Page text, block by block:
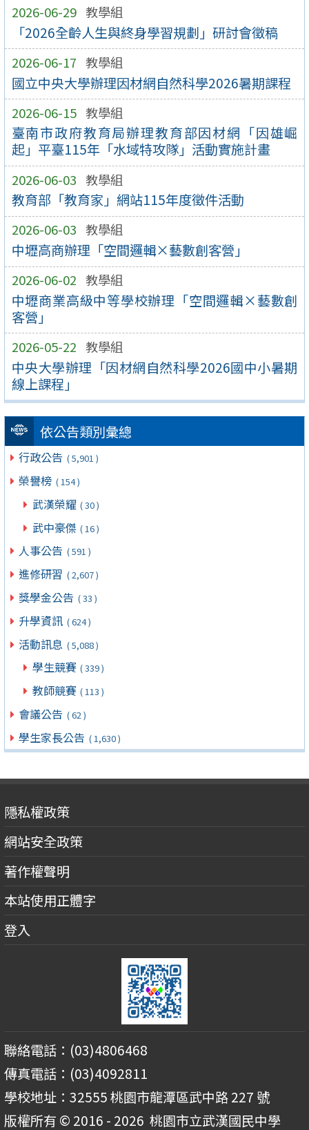
2026-06-29 教學組
「2026全齡人生與終身學習規劃」研討會徵稿
2026-06-17 教學組
國立中央大學辦理因材網自然科學2026暑期課程
2026-06-15 教學組
臺南市政府教育局辦理教育部因材網「因雄崛
起」平臺115年「水域特攻隊」活動實施計畫
2026-06-03 教學組
教育部「教育家」網站115年度徵件活動
2026-06-03 教學組
中壢高商辦理「空間邏輯×藝數創客營」
2026-06-02 教學組
中壢商業高級中等學校辦理「空間邏輯×藝數創
客營」
2026-05-22 教學組
中央大學辦理「因材網自然科學2026國中小暑期
線上課程」
依公告類別彙總
行政公告 ( 5,901 )
榮譽榜 ( 154 )
武漢榮耀 ( 30 )
武中豪傑 ( 16 )
人事公告 ( 591 )
進修研習 ( 2,607 )
獎學金公告 ( 33 )
升學資訊 ( 624 )
活動訊息 ( 5,088 )
學生競賽 ( 339 )
教師競賽 ( 113 )
會議公告 ( 62 )
學生家長公告 ( 1,630 )
隱私權政策
網站安全政策
著作權聲明
本站使用正體字
登入
聯絡電話：(03)4806468
傳真電話：(03)4092811
學校地址：32555 桃園市龍潭區武中路 227 號
版權所有 © 2016 - 2026 桃園市立武漢國民中學